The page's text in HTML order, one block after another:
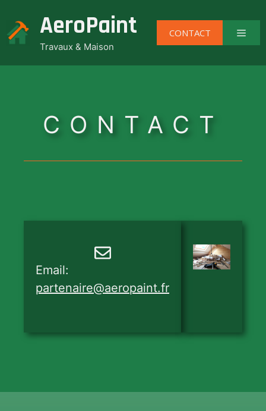
contenu
AeroPaint
Travaux & Maison
CONTACT
CONTACT
Email:
partenaire@aeropaint.fr